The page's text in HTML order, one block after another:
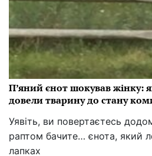
П’яний єнот шокував жінку:
довели тварину до стану
Уявіть, ви повертаєтесь
раптом бачите… єнота, який
лапках